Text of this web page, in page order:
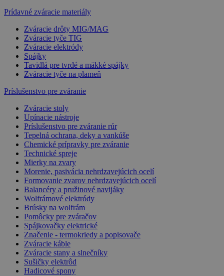
Prídavné zváracie materiály
Zváracie drôty MIG/MAG
Zváracie tyče TIG
Zváracie elektródy
Spájky
Tavidlá pre tvrdé a mäkké spájky
Zváracie tyče na plameň
Príslušenstvo pre zváranie
Zváracie stoly
Upínacie nástroje
Príslušenstvo pre zváranie rúr
Tepelná ochrana, deky a vankúše
Chemické prípravky pre zváranie
Technické spreje
Mierky na zvary
Morenie, pasivácia nehrdzavejúcich ocelí
Formovanie zvarov nehrdzavejúcich ocelí
Balancéry a pružinové navijáky
Wolfrámové elektródy
Brúsky na wolfrám
Pomôcky pre zváračov
Spájkovačky elektrické
Značenie - termokriedy a popisovače
Zváracie káble
Zváracie stany a slnečníky
Sušičky elektrôd
Hadicové spony